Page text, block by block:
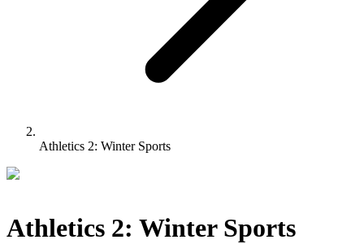
Athletics 2: Winter Sports
Athletics 2: Winter Sports